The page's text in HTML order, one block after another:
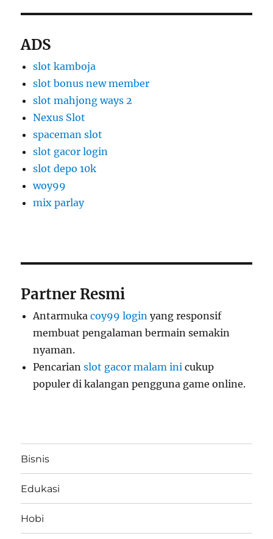
ADS
slot kamboja
slot bonus new member
slot mahjong ways 2
Nexus Slot
spaceman slot
slot gacor login
slot depo 10k
woy99
mix parlay
Partner Resmi
Antarmukacoy99 login yang responsif
membuat pengalaman bermain semakin
nyaman.
Pencarianslot gacor malam ini cukup
populer di kalangan pengguna game online.
Bisnis
Edukasi
Hobi